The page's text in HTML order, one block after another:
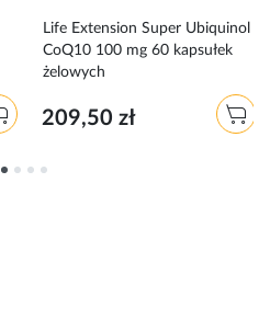
Life Extension Super Ubiquinol
CoQ10 100 mg 60 kapsułek
żelowych
209,50 zł